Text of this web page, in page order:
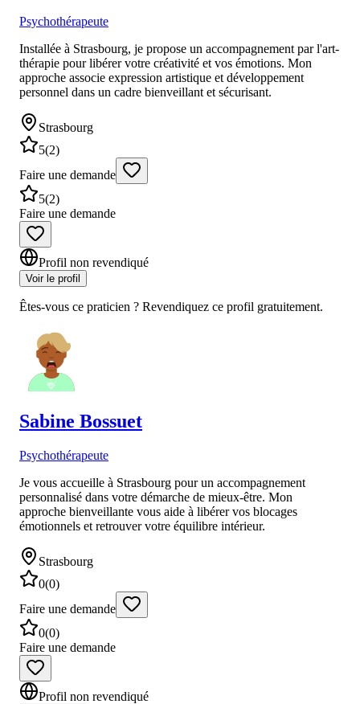
Psychothérapeute
Installée à Strasbourg, je propose un accompagnement par l'art-
thérapie pour libérer votre créativité et vos émotions. Mon
approche associe expression artistique et développement
personnel dans un cadre bienveillant et sécurisant.
Strasbourg
5(2)
Faire une demande
5(2)
Faire une demande
Profil non revendiqué
Voir le profil
Êtes-vous ce praticien ? Revendiquez ce profil gratuitement.
Sabine Bossuet
Psychothérapeute
Je vous accueille à Strasbourg pour un accompagnement
personnalisé dans votre démarche de mieux-être. Mon
approche bienveillante vous aide à libérer vos blocages
émotionnels et retrouver votre équilibre intérieur.
Strasbourg
0(0)
Faire une demande
0(0)
Faire une demande
Profil non revendiqué